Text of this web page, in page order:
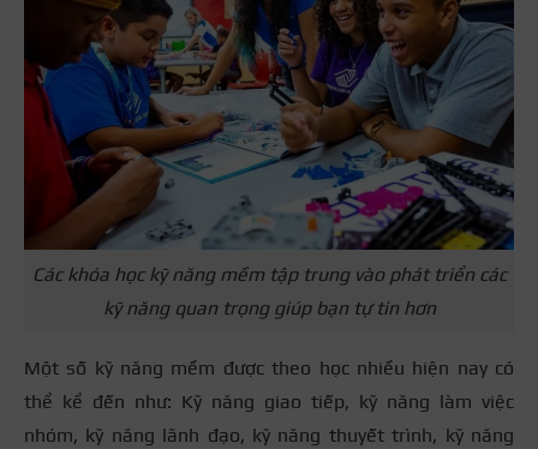
Các khóa học kỹ năng mềm tập trung vào phát triển các
kỹ năng quan trọng giúp bạn tự tin hơn
Một số kỹ năng mềm được theo học nhiều hiện nay có
thể kể đến như: Kỹ năng giao tiếp, kỹ năng làm việc
nhóm, kỹ năng lãnh đạo, kỹ năng thuyết trình, kỹ năng